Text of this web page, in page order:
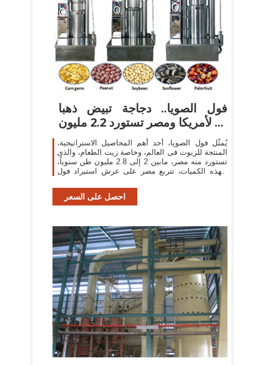
فول الصويا.. دجاجة تبيض ذهبا
لأمريكا ومصر تستورد 2.2 مليون ...
يُمثّل فول الصويا، أحد أهم المحاصيل الاستراتيجية،
المنتجة للزيوت فى العالم، وخاصة زيت الطعام، والذى
تستورد منه مصر، مابين 2 إلى 2.8 مليون طن سنوياً،
وبهذه الكميات، تتربع مصر على عرش استيراد فول
احصل على السعر